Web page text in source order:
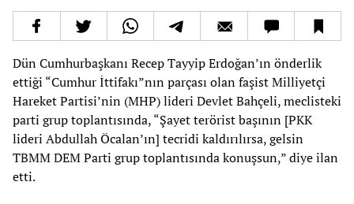
Dün Cumhurbaşkanı Recep Tayyip Erdoğan’ın önderlik
ettiği “Cumhur İttifakı”nın parçası olan faşist Milliyetçi
Hareket Partisi’nin (MHP) lideri Devlet Bahçeli, meclisteki
parti grup toplantısında, “Şayet terörist başının [PKK
lideri Abdullah Öcalan’ın] tecridi kaldırılırsa, gelsin
TBMM DEM Parti grup toplantısında konuşsun,” diye ilan
etti.